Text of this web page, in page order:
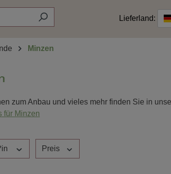
Lieferland:
Minzen
zum Anbau und vieles mehr finden Sie in
für Minzen
Preis